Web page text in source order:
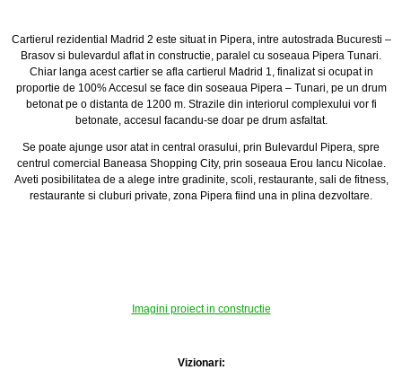
Cartierul rezidential Madrid 2 este situat in Pipera, intre autostrada Bucuresti –
Brasov si bulevardul aflat in constructie, paralel cu soseaua Pipera Tunari.
Chiar langa acest cartier se afla cartierul Madrid 1, finalizat si ocupat in
proportie de 100% Accesul se face din soseaua Pipera – Tunari, pe un drum
betonat pe o distanta de 1200 m. Strazile din interiorul complexului vor fi
betonate, accesul facandu-se doar pe drum asfaltat.
Se poate ajunge usor atat in central orasului, prin Bulevardul Pipera, spre
centrul comercial Baneasa Shopping City, prin soseaua Erou Iancu Nicolae.
Aveti posibilitatea de a alege intre gradinite, scoli, restaurante, sali de fitness,
restaurante si cluburi private, zona Pipera fiind una in plina dezvoltare.
Imagini proiect in constructie
Vizionari: